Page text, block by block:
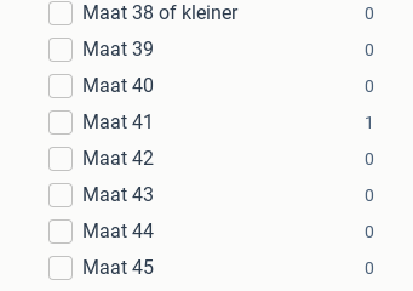
Maat 38 of kleiner
0
Maat 39 0
Maat 40 0
Maat 41 1
Maat 42 0
Maat 43 0
Maat 44 0
Maat 45 0